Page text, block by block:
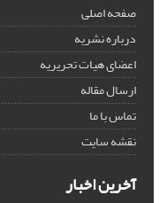
صفحه اصلی
درباره نشریه
اعضای هیات تحریریه
ارسال مقاله
تماس با ما
نقشه سایت
آخرین اخبار